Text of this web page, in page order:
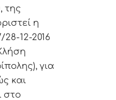
της
η
28-12-2016
για
και
στο